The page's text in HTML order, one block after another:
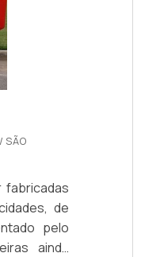
tintas,
SÃO
fabricadas
de
pelo
ainda